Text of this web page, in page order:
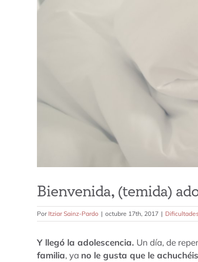
Bienvenida, (temida)
Por Itziar Sainz-Pardo | octubre 17th, 2017 |
Y llegó la adolescencia. Un día, de
familia, ya no le gusta que le achuchéis